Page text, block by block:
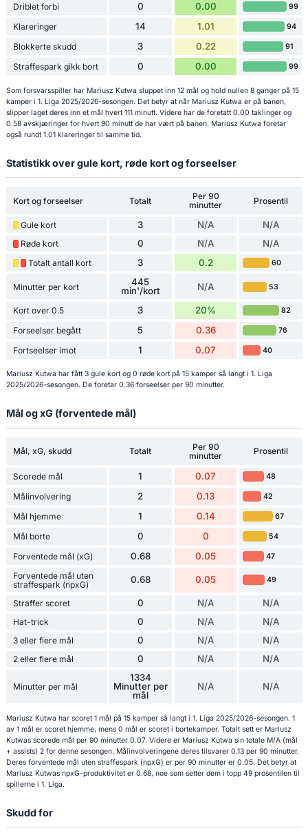
Driblet forbi 0 0.00 99
Klareringer 14 1.01 94
Blokkerte skudd 3 0.22 91
Straffespark gikk bort 0 0.00 99
Som forsvarsspiller har Mariusz Kutwa sluppet inn 12 mål og hold nullen 8 ganger på 15
kamper i 1. Liga 2025/2026-sesongen. Det betyr at når Mariusz Kutwa er på banen,
slipper laget deres inn et mål hvert 111 minutt. Videre har de foretatt 0.00 taklinger og
0.58 avskjæringer for hvert 90 minutt de har vært på banen. Mariusz Kutwa foretar
også rundt 1.01 klareringer til samme tid.
Statistikk over gule kort, røde kort og forseelser
Kort og forseelser Totalt
Per 90
minutter
Prosentil
Gule kort 3 N/A N/A
Røde kort 0 N/A N/A
Totalt antall kort 3 0.2 60
Minutter per kort
445
min'/kort
N/A 53
Kort over 0.5 3 20% 82
Forseelser begått 5 0.36 76
Fortseelser imot 1 0.07 40
Mariusz Kutwa har fått 3 gule kort og 0 røde kort på 15 kamper så langt i 1. Liga
2025/2026-sesongen. De foretar 0.36 forseelser per 90 minutter.
Mål og xG (forventede mål)
Mål, xG, skudd Totalt
Per 90
minutter
Prosentil
Scorede mål 1 0.07 48
Målinvolvering 2 0.13 42
Mål hjemme 1 0.14 67
Mål borte 0 0 54
Forventede mål (xG) 0.68 0.05 47
Forventede mål uten
straffespark (npxG)
0.68 0.05 49
Straffer scoret 0 N/A N/A
Hat-trick 0 N/A N/A
3 eller flere mål 0 N/A N/A
2 eller flere mål 0 N/A N/A
Minutter per mål
1334
Minutter per
mål
N/A N/A
Mariusz Kutwa har scoret 1 mål på 15 kamper så langt i 1. Liga 2025/2026-sesongen. 1
av 1 mål er scoret hjemme, mens 0 mål er scoret i bortekamper. Totalt sett er Mariusz
Kutwas scorede mål per 90 minutter 0.07. Videre er Mariusz Kutwa sin totale M/A (mål
+ assists) 2 for denne sesongen. Målinvolveringene deres tilsvarer 0.13 per 90 minutter.
Deres forventede mål uten straffespark (npxG) er per 90 minutter er 0.05. Det betyr at
Mariusz Kutwas npxG-produktivitet er 0.68, noe som setter dem i topp 49 prosentilen til
spillerne i 1. Liga.
Skudd for